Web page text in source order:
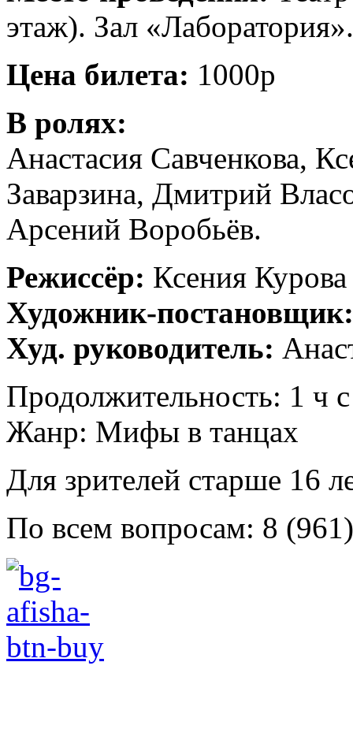
этаж). Зал «Лаборатория».
Цена билета: 1000р
В ролях:
Анастасия Савченкова,
Заварзина, Дмитрий
Арсений Воробьёв.
Режиссёр: Ксения Курова
Художник-постановщик:
Худ. руководитель:
Продолжительность: 1 ч
Жанр: Мифы в танцах
Для зрителей старше 16
По всем вопросам: 8